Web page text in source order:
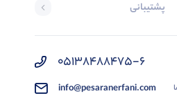
پشتیبانی
05138488475-6
info@pesaranerfani.com